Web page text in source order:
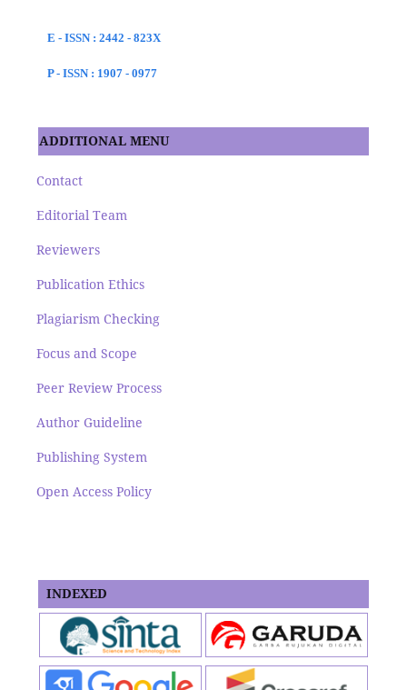
E - ISSN : 2442 - 823X
P - ISSN : 1907 - 0977
ADDITIONAL MENU
Contact
Editorial Team
Reviewers
Publication Ethics
Plagiarism Checking
Focus and Scope
Peer Review Process
Author Guideline
Publishing System
Open Access Policy
INDEXED